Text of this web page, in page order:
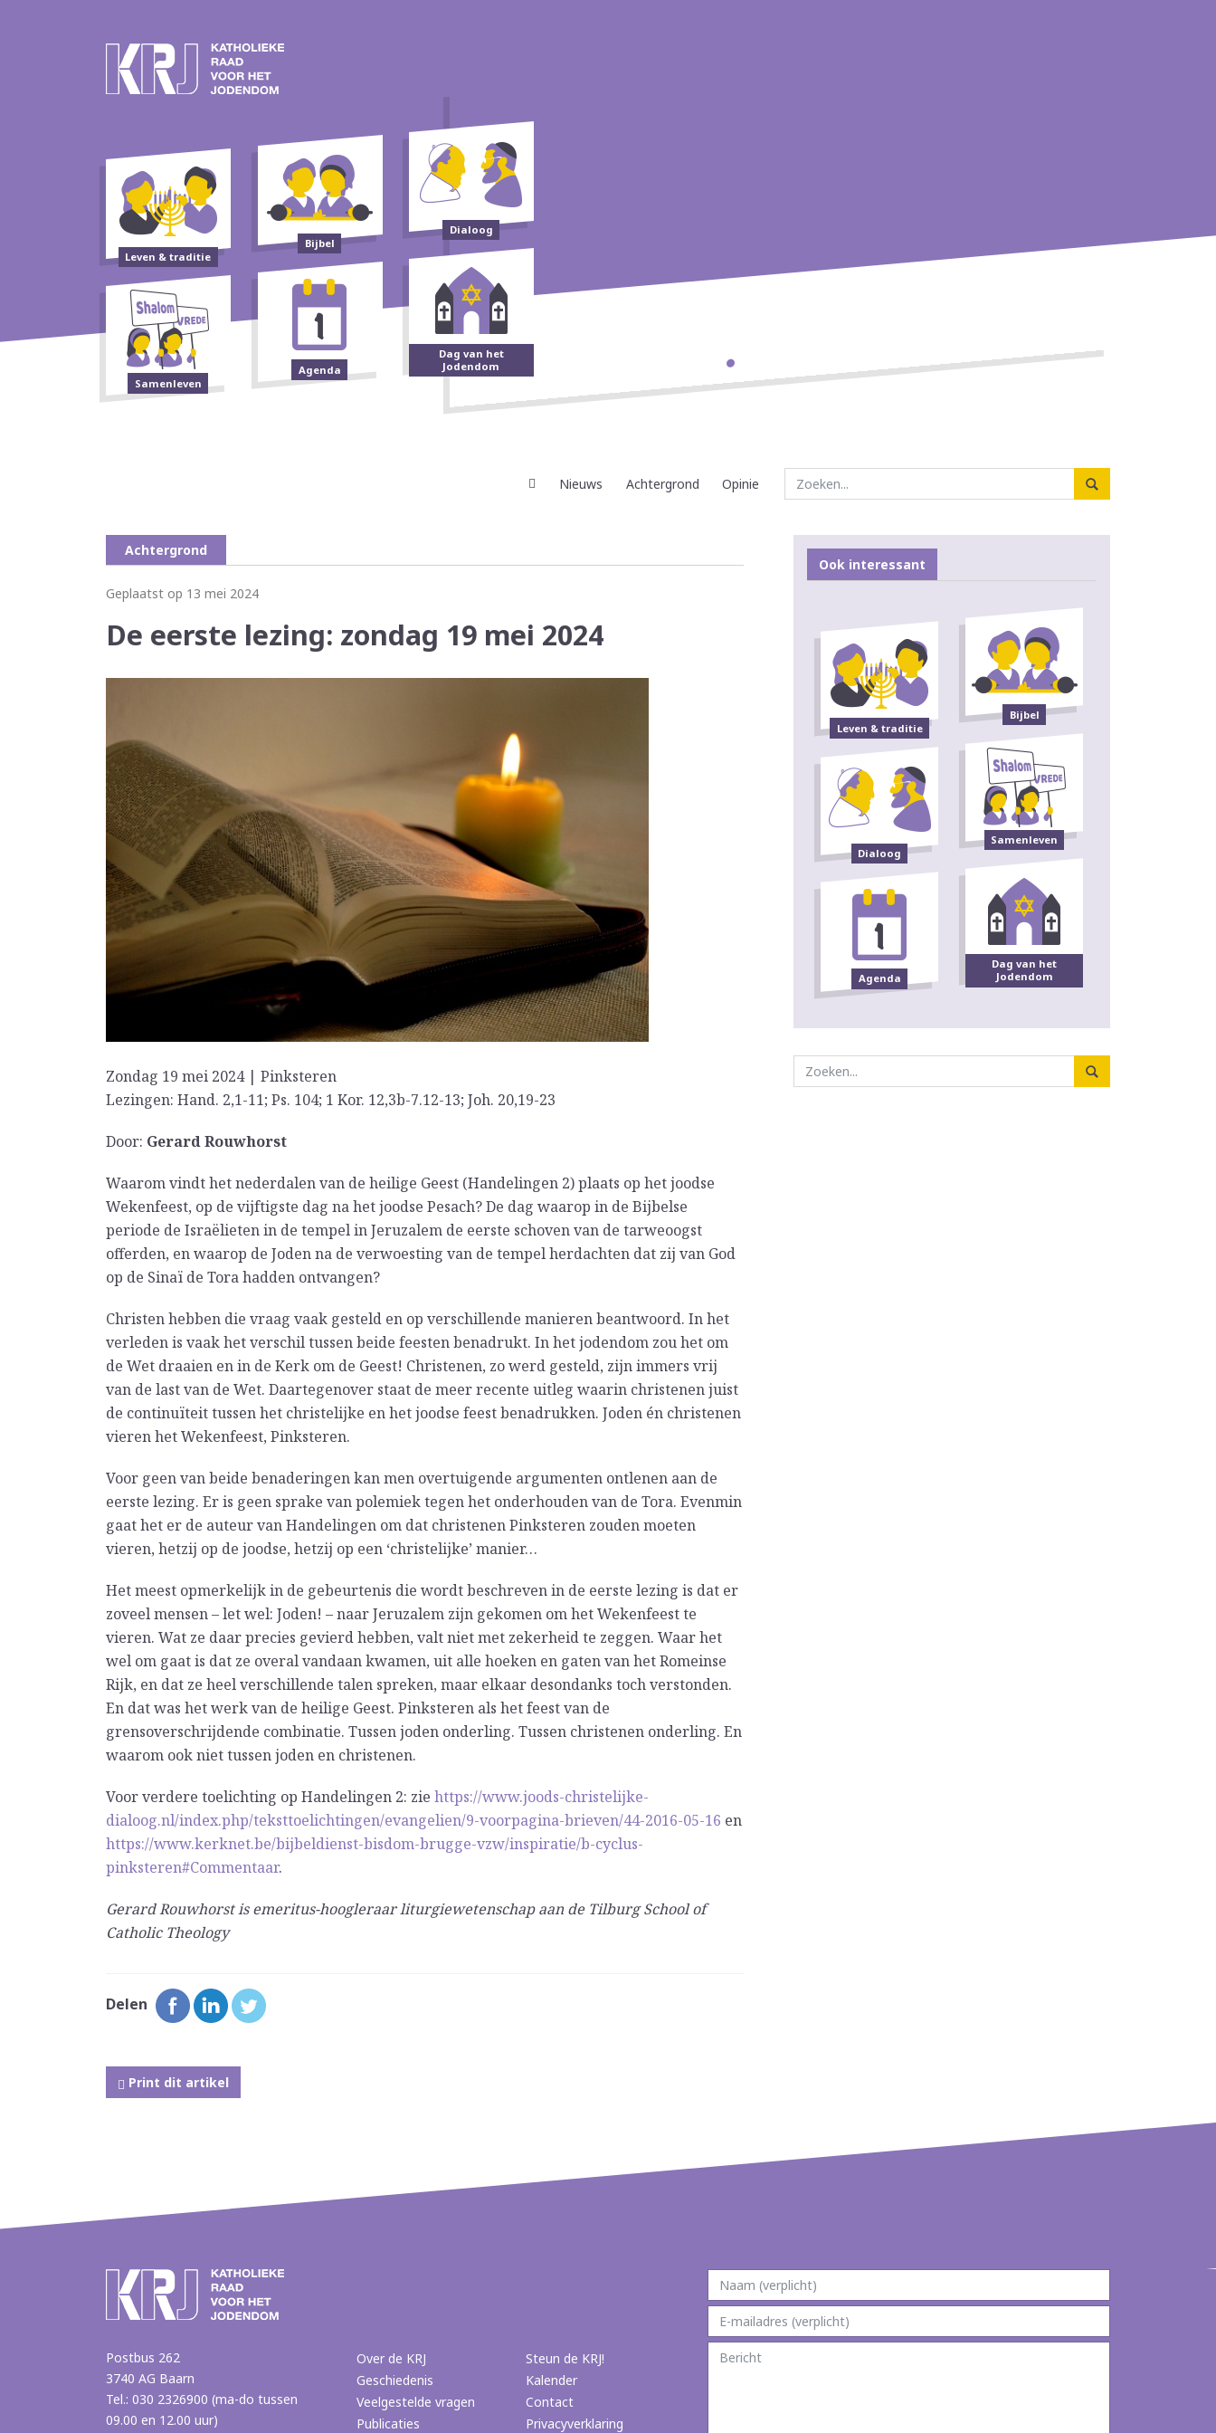
Leven & traditie
Bijbel
Dialoog
Samenleven
Agenda
Dag van het
Jodendom
Nieuws Achtergrond Opinie
Achtergrond
Geplaatst op 13 mei 2024
De eerste lezing: zondag 19 mei 2024
Zondag 19 mei 2024 | Pinksteren
Lezingen: Hand. 2,1-11; Ps. 104; 1 Kor. 12,3b-7.12-13; Joh. 20,19-23
Door: Gerard Rouwhorst
Waarom vindt het nederdalen van de heilige Geest (Handelingen 2) plaats op het joodse
Wekenfeest, op de vijftigste dag na het joodse Pesach? De dag waarop in de Bijbelse
periode de Israëlieten in de tempel in Jeruzalem de eerste schoven van de tarweoogst
offerden, en waarop de Joden na de verwoesting van de tempel herdachten dat zij van God
op de Sinaï de Tora hadden ontvangen?
Christen hebben die vraag vaak gesteld en op verschillende manieren beantwoord. In het
verleden is vaak het verschil tussen beide feesten benadrukt. In het jodendom zou het om
de Wet draaien en in de Kerk om de Geest! Christenen, zo werd gesteld, zijn immers vrij
van de last van de Wet. Daartegenover staat de meer recente uitleg waarin christenen juist
de continuïteit tussen het christelijke en het joodse feest benadrukken. Joden én christenen
vieren het Wekenfeest, Pinksteren.
Voor geen van beide benaderingen kan men overtuigende argumenten ontlenen aan de
eerste lezing. Er is geen sprake van polemiek tegen het onderhouden van de Tora. Evenmin
gaat het er de auteur van Handelingen om dat christenen Pinksteren zouden moeten
vieren, hetzij op de joodse, hetzij op een ‘christelijke’ manier…
Het meest opmerkelijk in de gebeurtenis die wordt beschreven in de eerste lezing is dat er
zoveel mensen – let wel: Joden! – naar Jeruzalem zijn gekomen om het Wekenfeest te
vieren. Wat ze daar precies gevierd hebben, valt niet met zekerheid te zeggen. Waar het
wel om gaat is dat ze overal vandaan kwamen, uit alle hoeken en gaten van het Romeinse
Rijk, en dat ze heel verschillende talen spreken, maar elkaar desondanks toch verstonden.
En dat was het werk van de heilige Geest. Pinksteren als het feest van de
grensoverschrijdende combinatie. Tussen joden onderling. Tussen christenen onderling. En
waarom ook niet tussen joden en christenen.
Voor verdere toelichting op Handelingen 2: zie https://www.joods-christelijke-
dialoog.nl/index.php/teksttoelichtingen/evangelien/9-voorpagina-brieven/44-2016-05-16 en
https://www.kerknet.be/bijbeldienst-bisdom-brugge-vzw/inspiratie/b-cyclus-
pinksteren#Commentaar.
Gerard Rouwhorst is emeritus-hoogleraar liturgiewetenschap aan de Tilburg School of
Catholic Theology
Delen
Print dit artikel
Ook interessant
Leven & traditie
Bijbel
Dialoog
Samenleven
Agenda
Dag van het
Jodendom
Postbus 262
3740 AG Baarn
Tel.: 030 2326900 (ma-do tussen
09.00 en 12.00 uur)
Over de KRJ
Geschiedenis
Veelgestelde vragen
Publicaties
Steun de KRJ!
Kalender
Contact
Privacyverklaring